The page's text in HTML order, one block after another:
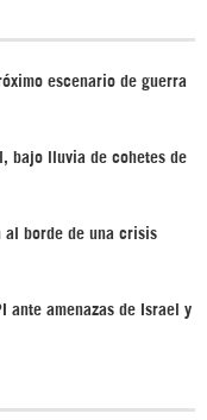
escenario de guerra
bajo lluvia de cohetes de
al borde de una crisis
ante amenazas de Israel y